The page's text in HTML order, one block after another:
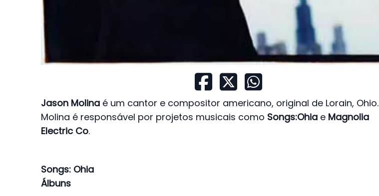
Jason Molina é um cantor e compositor americano, original de Lorain, Ohio.
Molina é responsável por projetos musicais como Songs:Ohia e Magnolia
Electric Co.
Songs: Ohia
Álbuns